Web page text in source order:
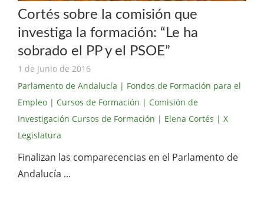
Cortés sobre la comisión que
investiga la formación: “Le ha
sobrado el PP y el PSOE”
1 de Junio de 2016
Parlamento de Andalucía | Fondos de Formación para el
Empleo | Cursos de Formación | Comisión de
Investigación Cursos de Formación | Elena Cortés | X
Legislatura
Finalizan las comparecencias en el Parlamento de
Andalucía ...